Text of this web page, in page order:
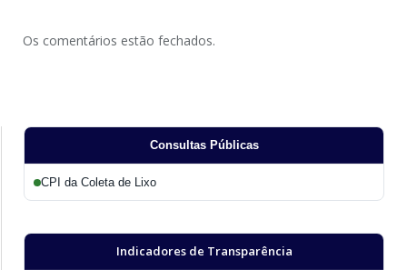
Os comentários estão fechados.
Consultas Públicas
CPI da Coleta de Lixo
Indicadores de Transparência